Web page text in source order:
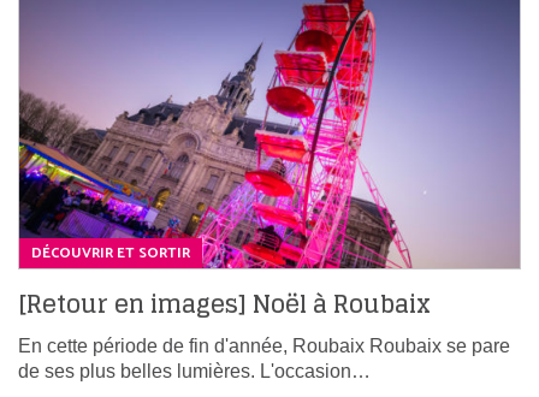
DÉCOUVRIR ET SORTIR
[Retour en images] Noël à Roubaix
En cette période de fin d'année, Roubaix Roubaix se pare
de ses plus belles lumières. L'occasion…